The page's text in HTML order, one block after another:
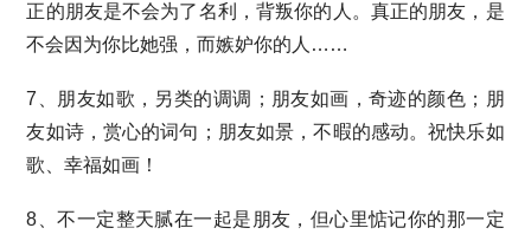
正的朋友是不会为了名利，背叛你的人。真正的朋友，是
不会因为你比她强，而嫉妒你的人……
7、朋友如歌，另类的调调；朋友如画，奇迹的颜色；朋
友如诗，赏心的词句；朋友如景，不暇的感动。祝快乐如
歌、幸福如画！
8、不一定整天腻在一起是朋友，但心里惦记你的那一定